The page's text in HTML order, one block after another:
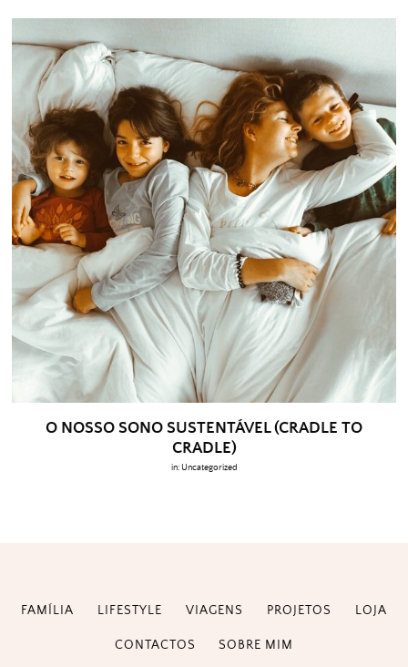
O NOSSO SONO SUSTENTÁVEL (CRADLE TO
CRADLE)
in: Uncategorized
FAMÍLIA LIFESTYLE VIAGENS PROJETOS LOJA
CONTACTOS SOBRE MIM